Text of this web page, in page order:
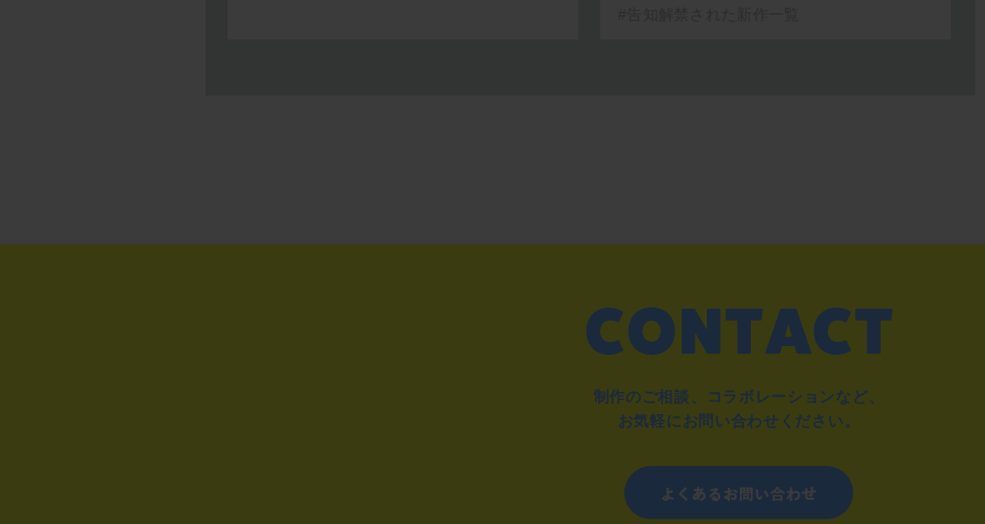
制作のご相談、コラボレーションなど、
お気軽にお問い合わせください。